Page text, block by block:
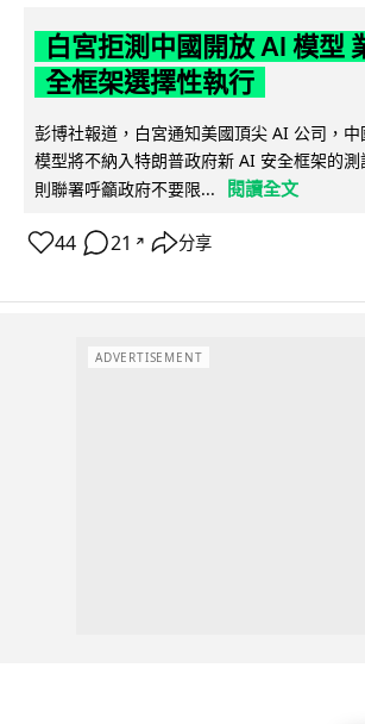
白宮拒測中國開放 AI 模型
全框架選擇性執行
彭博社報道，白宮通知美國頂尖 AI 公司，
模型將不納入特朗普政府新 AI 安全框架的
則聯署呼籲政府不要限...
閱讀全文
44 21 ↗ 分享
ADVERTISEMENT